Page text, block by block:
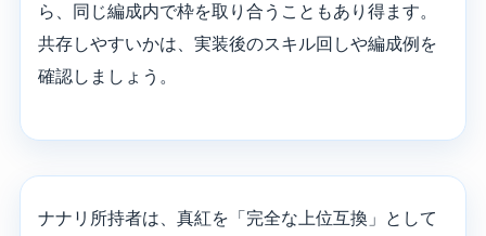
ら、同じ編成内で枠を取り合うこともあり得ます。
共存しやすいかは、実装後のスキル回しや編成例を
確認しましょう。
ナナリ所持者は、真紅を「完全な上位互換」として